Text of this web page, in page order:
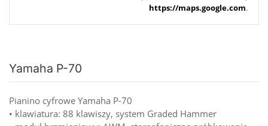
https://maps.google.com.
Yamaha P-70
Pianino cyfrowe Yamaha P-70
• klawiatura: 88 klawiszy, system Graded Hammer